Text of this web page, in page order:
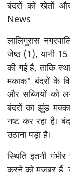
बंदरों को खेतों
News
लालिगुरास
जेष्ठ (1), यानी 15
की गई है, ताकि
मकाक" बंदरों के
और सब्जियों को
बंदरों का झुंड
नष्ट कर रहा है।
उठाना पड़ा है।
स्थिति इतनी